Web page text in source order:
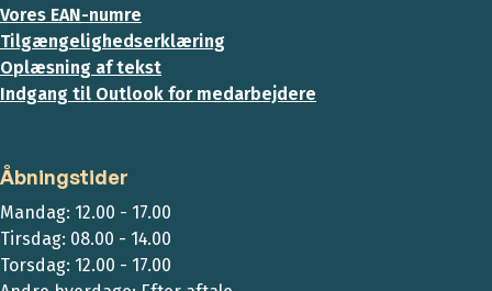
Vores EAN-numre
Tilgængelighedserklæring
Oplæsning af tekst
Indgang til Outlook for medarbejdere
Åbningstider
Mandag: 12.00 - 17.00
Tirsdag: 08.00 - 14.00
Torsdag: 12.00 - 17.00